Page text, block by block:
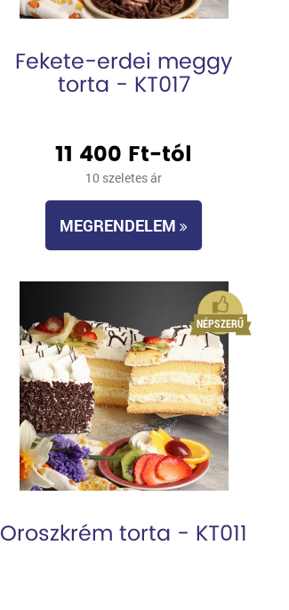
Fekete-erdei meggy
torta - KT017
11 400 Ft-tól
10 szeletes ár
MEGRENDELEM
Oroszkrém torta - KT011